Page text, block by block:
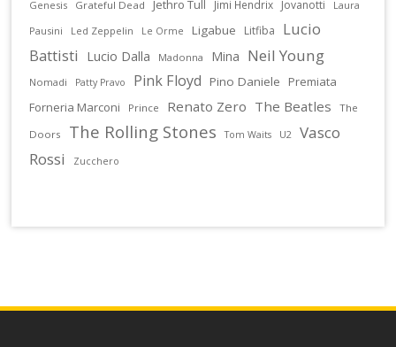
Genesis Grateful Dead Jethro Tull Jimi Hendrix Jovanotti
Laura
Pausini
Led Zeppelin Le Orme Ligabue Litfiba
Lucio
Battisti
Lucio Dalla Madonna Mina Neil Young
Nomadi Patty Pravo Pink Floyd Pino Daniele
Premiata
Forneria Marconi
Prince Renato Zero The Beatles
The
Doors
The Rolling Stones Tom Waits U2
Vasco
Rossi
Zucchero